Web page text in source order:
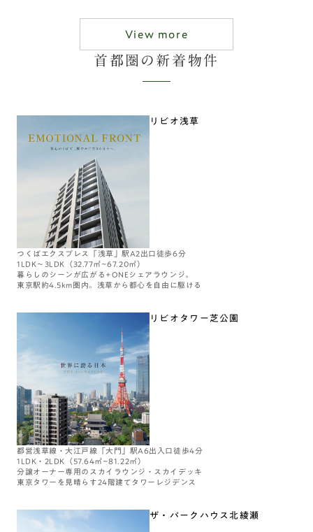
VALUE03
設計思想と品質管理
“commitment to quality”
View more
首都圏の新着物件
リビオ浅草
つくばエクスプレス「浅草」駅A2出口徒歩6分
1LDK～3LDK（32.77㎡~67.20㎡）
暮らしのシーンが広がる+ONEシェアラウンジ。
東京駅約4.5km圏内。浅草から都心を自由に駆ける
リビオタワー芝公園
都営浅草線・大江戸線「大門」駅A6出入口徒歩4分
1LDK・2LDK（57.64㎡~81.22㎡）
分譲オーナー専用のスカイラウンジ・スカイデッキ
東京タワーを見晴らす24階建てタワーレジデンス
ザ・パークハウス北綾瀬